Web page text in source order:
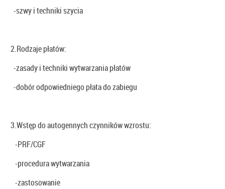
-szwy i techniki szycia
2.Rodzaje płatów:
-zasady i techniki wytwarzania płatów
-dobór odpowiedniego płata do zabiegu
3.Wstęp do autogennych czynników wzrostu:
-PRF/CGF
-procedura wytwarzania
-zastosowanie